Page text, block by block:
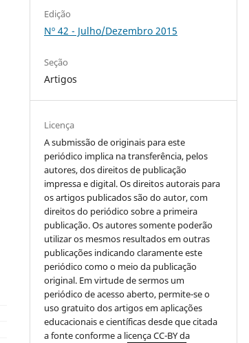
Edição
Nº 42 - Julho/Dezembro 2015
Seção
Artigos
Licença
A submissão de originais para este
periódico implica na transferência, pelos
autores, dos direitos de publicação
impressa e digital. Os direitos autorais para
os artigos publicados são do autor, com
direitos do periódico sobre a primeira
publicação. Os autores somente poderão
utilizar os mesmos resultados em outras
publicações indicando claramente este
periódico como o meio da publicação
original. Em virtude de sermos um
periódico de acesso aberto, permite-se o
uso gratuito dos artigos em aplicações
educacionais e científicas desde que citada
a fonte conforme a licença CC-BY da